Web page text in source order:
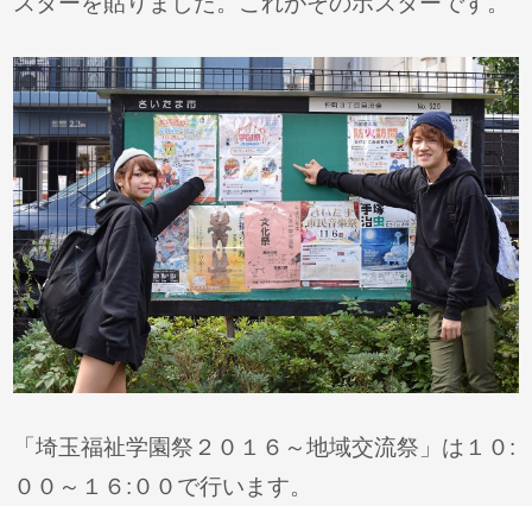
「埼玉福祉学園祭２０１６～地域交流祭」は１０:
００～１６:００で行います。